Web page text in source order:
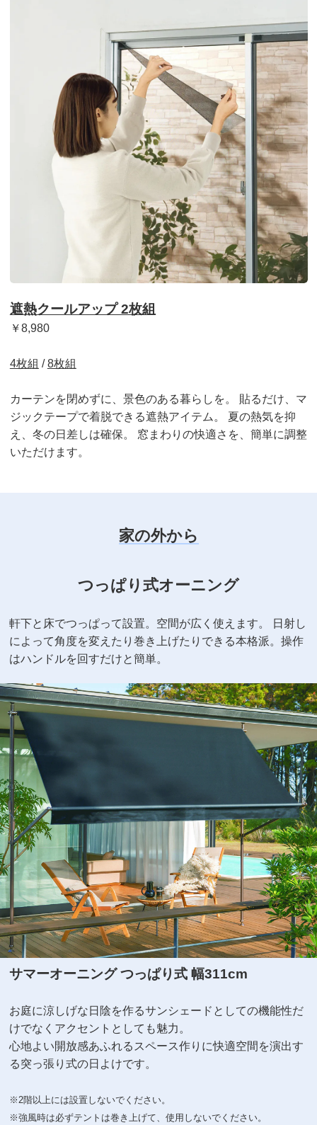
遮熱クールアップ 2枚組
￥8,980
4枚組 /8枚組
カーテンを閉めずに、景色のある暮らしを。 貼るだけ、マ
ジックテープで着脱できる遮熱アイテム。 夏の熱気を抑
え、冬の日差しは確保。 窓まわりの快適さを、簡単に調整
いただけます。
家の外から
つっぱり式オーニング
軒下と床でつっぱって設置。空間が広く使えます。
日射し
によって角度を変えたり巻き上げたりできる本格派。操作
はハンドルを回すだけと簡単。
サマーオーニング つっぱり式 幅311cm
お庭に涼しげな日陰を作るサンシェードとしての機能性だ
けでなく アクセントとしても魅力。
心地よい開放感あふれるスペース作りに快適空間を演出す
る突っ張り式の日よけです。
※2階以上には設置しないでください。
※強風時は必ずテントは巻き上げて、使用しないでください。